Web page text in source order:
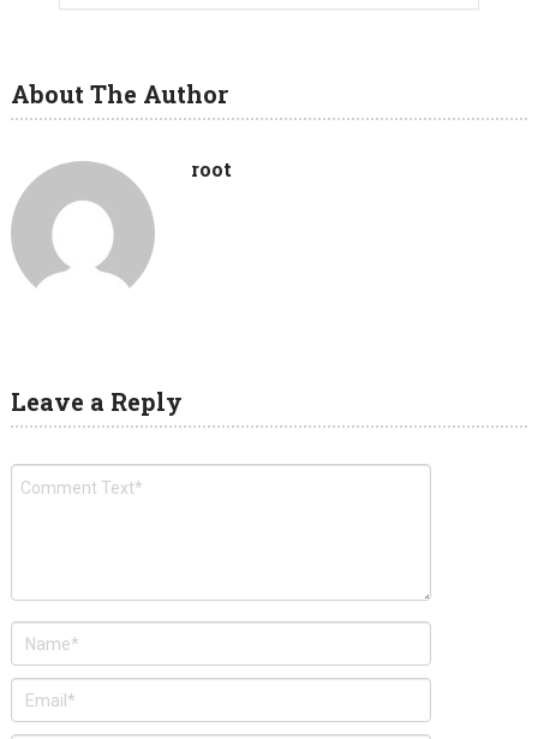
About The Author
root
Leave a Reply